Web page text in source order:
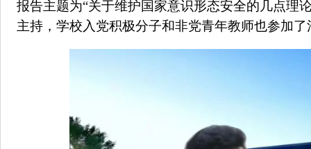
报告主题为“关于维护国家意识形态安全的几点理
主持，学校入党积极分子和非党青年教师也参加了